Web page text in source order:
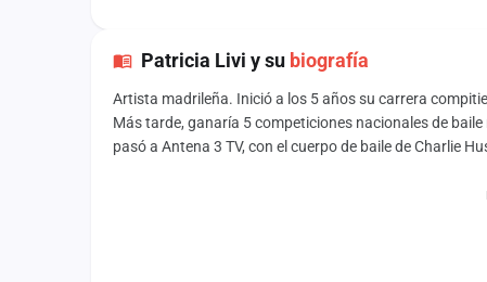
Patricia Livi y su biografía
Artista madrileña. Inició a los 5 años su carrera
Más tarde, ganaría 5 competiciones nacionales de
pasó a Antena 3 TV, con el cuerpo de baile de Charlie